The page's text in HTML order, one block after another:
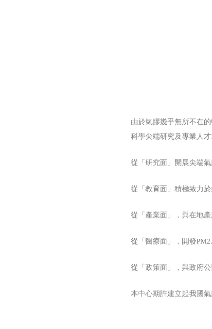
由於氣膠幾乎無所不在
科學尖端研究及專業人
從「研究面」開展尖端
從「教育面」積極致力
從「產業面」，與在地
從「醫療面」，開發
從「政策面」，與政府
本中心期許建立起我國